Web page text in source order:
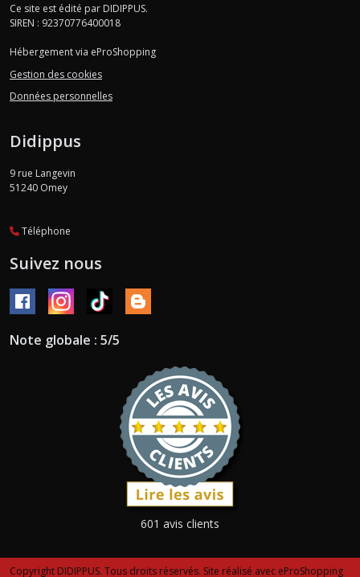
Ce site est édité par DIDIPPUS.
SIREN : 92370776400018
Hébergement via eProShopping
Gestion des cookies
Données personnelles
Didippus
9 rue Langevin
51240 Omey
Téléphone
Suivez nous
Note globale : 5/5
601 avis clients
Copyright DIDIPPUS. Tous droits réservés. Site réalisé avec eProShopping